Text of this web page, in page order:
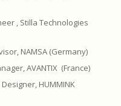
, Stilla Technologies
NAMSA (Germany)
AVANTIX (France)
HUMMINK